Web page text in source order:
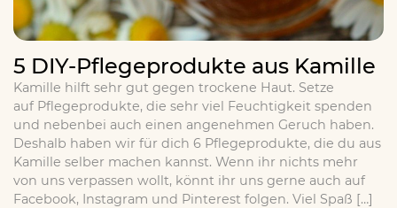
5 DIY-Pflegeprodukte aus Kamille
Kamille hilft sehr gut gegen trockene Haut. Setze
auf Pflegeprodukte, die sehr viel Feuchtigkeit spenden
und nebenbei auch einen angenehmen Geruch haben.
Deshalb haben wir für dich 6 Pflegeprodukte, die du aus
Kamille selber machen kannst. Wenn ihr nichts mehr
von uns verpassen wollt, könnt ihr uns gerne auch auf
Facebook, Instagram und Pinterest folgen. Viel Spaß […]